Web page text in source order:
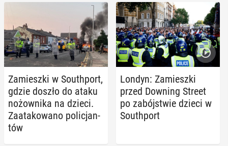
Za­miesz­ki w So­uth­port,
gdzie doszło do ataku
no­żow­ni­ka na dzieci.
Za­ata­ko­wa­no po­li­cjan­
tów
Londyn: Za­miesz­ki
przed Downing Street
po za­bój­stwie dzieci w
So­uth­port